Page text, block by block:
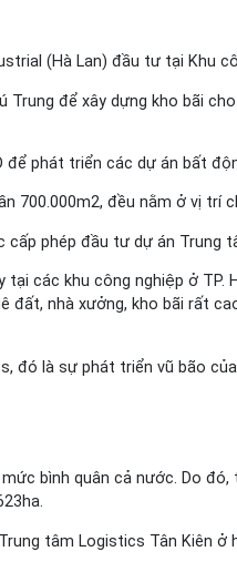
(Hà Lan) đầu tư tại Khu
để xây dựng kho bãi
phát triển các dự án bất
đều nằm ở vị trí
phép đầu tư dự án Trung
các khu công nghiệp ở TP.
nhà xưởng, kho bãi rất
đó là sự phát triển vũ bão
bình quân cả nước. Do
tâm Logistics Tân Kiên